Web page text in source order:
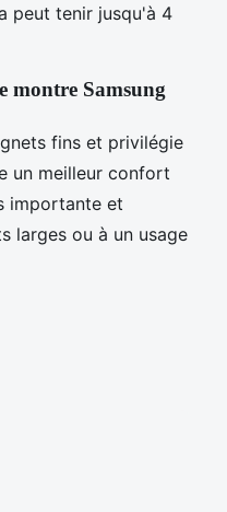
peut tenir jusqu'à 4
montre Samsung
fins et privilégie
un meilleur confort
importante et
larges ou à un usage